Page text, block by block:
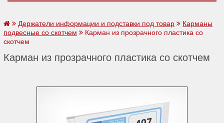
Держатели информации и подставки под товар
Карманы
подвесные со скотчем
Карман из прозрачного пластика со
скотчем
Карман из прозрачного пластика со скотчем